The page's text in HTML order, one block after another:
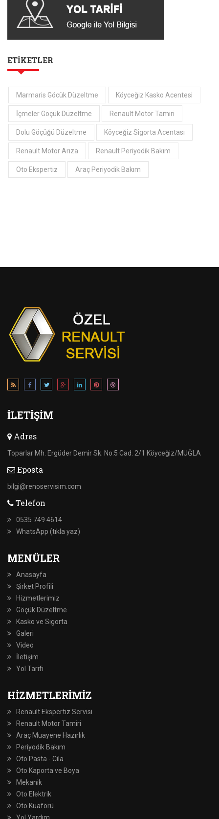
ETIKETLER
Marmaris Göcük Düzeltme Köyceğiz Kasko Acentesi
İçmeler Göçük Düzeltme Renault Motor Tamiri
Dolu Göçüğü Düzeltme Köyceğiz Sigorta Acentası
Renault Motor Arıza Renault Periyodik Bakım
Oto Ekspertiz Araç Periyodik Bakım
İLETIŞIM
Adres
Toparlar Mh. Ergüder Demir Sk. No:5 Cad. 2/1 Köyceğiz/MUĞLA
Eposta
bilgi@renoservisim.com
Telefon
0535 749 4614
WhatsApp (tıkla yaz)
MENÜLER
Anasayfa
Şirket Profili
Hizmetlerimiz
Göçük Düzeltme
Kasko ve Sigorta
Galeri
Video
İletişim
Yol Tarifi
HIZMETLERIMIZ
Renault Ekspertiz Servisi
Renault Motor Tamiri
Araç Muayene Hazırlık
Periyodik Bakım
Oto Pasta - Cila
Oto Kaporta ve Boya
Mekanik
Oto Elektrik
Oto Kuaförü